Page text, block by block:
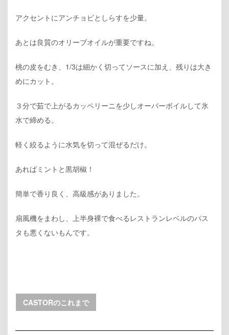
アクセントにアンチョビとしらすを少量。
あとは良質のオリーブオイルが重要ですね。
桃の皮をむき、1/3は細かく切ってソースに加え、残りは大き
めにカット。
３分で茹で上がるカッペリーニを少しオーバーボイルして氷
水で締める。
軽く絞るように水気を切って混ぜるだけ。
あればミントと黒胡椒！
簡単で香り良く、高級感がありました。
扇風機をまわし、上半身裸で食べるレストランレベルのパス
タも悪くないもんです。
CASTORのこれまで